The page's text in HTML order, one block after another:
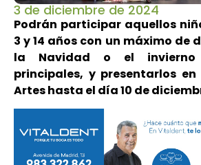
3 de diciembre de 2024
Podrán participar aquellos
3 y 14 años con un máximo de
la Navidad o el invierno
principales, y presentarlos
Artes hasta el día 10 de